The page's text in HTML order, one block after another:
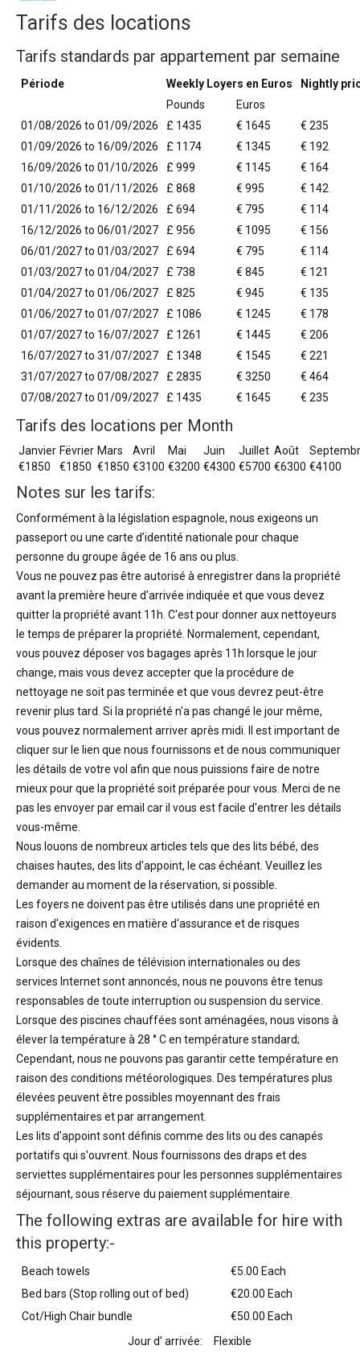
Tarifs des locations
Tarifs standards par appartement par semaine
Période Weekly Loyers en Euros
Nightly
Pounds
Euros
01/08/2026 to 01/09/2026
£ 1435 € 1645
€ 235
01/09/2026 to 16/09/2026
£ 1174 € 1345
€ 192
16/09/2026 to 01/10/2026
£ 999 € 1145
€ 164
01/10/2026 to 01/11/2026
£ 868 € 995
€ 142
01/11/2026 to 16/12/2026
£ 694 € 795
€ 114
16/12/2026 to 06/01/2027
£ 956 € 1095
€ 156
06/01/2027 to 01/03/2027
£ 694 € 795
€ 114
01/03/2027 to 01/04/2027
£ 738 € 845
€ 121
01/04/2027 to 01/06/2027
£ 825 € 945
€ 135
01/06/2027 to 01/07/2027
£ 1086 € 1245
€ 178
01/07/2027 to 16/07/2027
£ 1261 € 1445
€ 206
16/07/2027 to 31/07/2027
£ 1348 € 1545
€ 221
31/07/2027 to 07/08/2027
£ 2835 € 3250
€ 464
07/08/2027 to 01/09/2027
£ 1435 € 1645 € 235
Tarifs des locations per Month
Janvier Fëvrier Mars Avril Mai Juin Juillet Août
€1850
€1850 €1850 €3100 €3200 €4300 €5700 €6300 €4100
Notes sur les tarifs:
Conformément à la législation espagnole, nous exigeons un
passeport ou une carte d’identité nationale pour chaque
personne du groupe âgée de 16 ans ou plus.
Vous ne pouvez pas être autorisé à enregistrer dans la propriété
avant la première heure d'arrivée indiquée et que vous devez
quitter la propriété avant 11h. C'est pour donner aux nettoyeurs
le temps de préparer la propriété. Normalement, cependant,
vous pouvez déposer vos bagages après 11h lorsque le jour
change, mais vous devez accepter que la procédure de
nettoyage ne soit pas terminée et que vous devrez peut-être
revenir plus tard. Si la propriété n'a pas changé le jour même,
vous pouvez normalement arriver après midi. Il est important de
cliquer sur le lien que nous fournissons et de nous communiquer
les détails de votre vol afin que nous puissions faire de notre
mieux pour que la propriété soit préparée pour vous. Merci de ne
pas les envoyer par email car il vous est facile d'entrer les détails
vous-même.
Nous louons de nombreux articles tels que des lits bébé, des
chaises hautes, des lits d'appoint, le cas échéant. Veuillez les
demander au moment de la réservation, si possible.
Les foyers ne doivent pas être utilisés dans une propriété en
raison d'exigences en matière d'assurance et de risques
évidents.
Lorsque des chaînes de télévision internationales ou des
services Internet sont annoncés, nous ne pouvons être tenus
responsables de toute interruption ou suspension du service.
Lorsque des piscines chauffées sont aménagées, nous visons à
élever la température à 28 ° C en température standard;
Cependant, nous ne pouvons pas garantir cette température en
raison des conditions météorologiques. Des températures plus
élevées peuvent être possibles moyennant des frais
supplémentaires et par arrangement.
Les lits d'appoint sont définis comme des lits ou des canapés
portatifs qui s'ouvrent. Nous fournissons des draps et des
serviettes supplémentaires pour les personnes supplémentaires
séjournant, sous réserve du paiement supplémentaire.
The following extras are available for hire with
this property:-
Beach towels
€5.00 Each
Bed bars (Stop rolling out of bed)
€20.00 Each
Cot/High Chair bundle
€50.00 Each
Jour d’ arrivée:
Flexible